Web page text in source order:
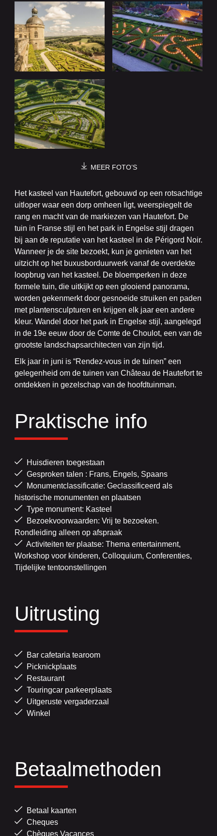
MEER FOTO’S
Het kasteel van Hautefort, gebouwd op een rotsachtige
uitloper waar een dorp omheen ligt, weerspiegelt de
rang en macht van de markiezen van Hautefort. De
tuin in Franse stijl en het park in Engelse stijl dragen
bij aan de reputatie van het kasteel in de Périgord Noir.
Wanneer je de site bezoekt, kun je genieten van het
uitzicht op het buxusborduurwerk vanaf de overdekte
loopbrug van het kasteel. De bloemperken in deze
formele tuin, die uitkijkt op een glooiend panorama,
worden gekenmerkt door gesnoeide struiken en paden
met plantensculpturen en krijgen elk jaar een andere
kleur. Wandel door het park in Engelse stijl, aangelegd
in de 19e eeuw door de Comte de Choulot, een van de
grootste landschapsarchitecten van zijn tijd.
Elk jaar in juni is “Rendez-vous in de tuinen” een
gelegenheid om de tuinen van Château de Hautefort te
ontdekken in gezelschap van de hoofdtuinman.
Praktische info
Huisdieren toegestaan
Gesproken talen : Frans, Engels, Spaans
Monumentclassificatie: Geclassificeerd als
historische monumenten en plaatsen
Type monument: Kasteel
Bezoekvoorwaarden: Vrij te bezoeken.
Rondleiding alleen op afspraak
Activiteiten ter plaatse: Thema entertainment,
Workshop voor kinderen, Colloquium, Conferenties,
Tijdelijke tentoonstellingen
Uitrusting
Bar cafetaria tearoom
Picknickplaats
Restaurant
Touringcar parkeerplaats
Uitgeruste vergaderzaal
Winkel
Betaalmethoden
Betaal kaarten
Cheques
Chèques Vacances